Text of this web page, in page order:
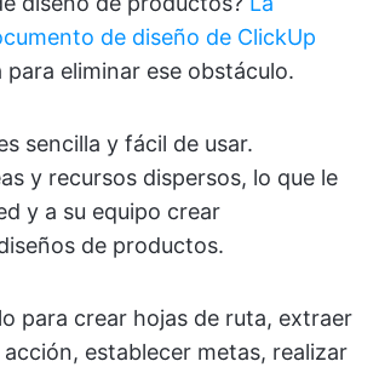
de diseño de ClickUp
para eliminar ese obstáculo.
sencilla y fácil de usar.
y recursos dispersos, lo que le
y a su equipo crear
de productos.
para crear hojas de ruta, extraer
establecer metas, realizar